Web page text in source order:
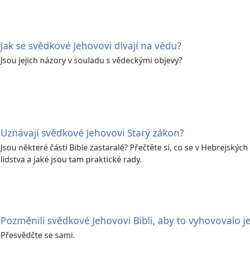
Jak se svědkové Jehovovi dívají na vědu?
Jsou jejich názory v souladu s vědeckými objevy?
Uznávají svědkové Jehovovi Starý zákon?
Jsou některé části Bible zastaralé? Přečtěte si, co se v
lidstva a jaké jsou tam praktické rady.
Pozměnili svědkové Jehovovi Bibli, aby to vyhovovalo
Přesvědčte se sami.